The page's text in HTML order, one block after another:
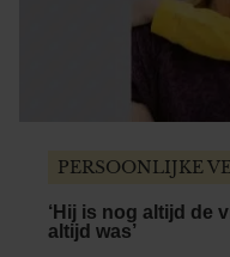
PERSOONLIJKE
‘Hij is nog altijd de
altijd was’